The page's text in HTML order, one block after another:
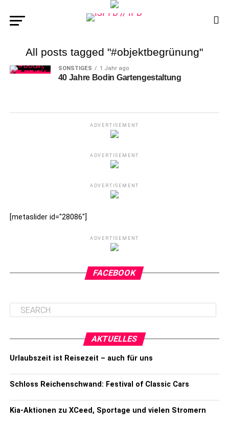
All posts tagged "#objektbegrünung"
SONSTIGES 1 Jahr ago
40 Jahre Bodin Gartengestaltung
ADVERTISEMENT
ADVERTISEMENT
ADVERTISEMENT
[metaslider id="28086"]
ADVERTISEMENT
FACEBOOK
AKTUELLES
Urlaubszeit ist Reisezeit – auch für uns
Schloss Reichenschwand: Festival of Classic Cars
Kia-Aktionen zu XCeed, Sportage und vielen Stromern